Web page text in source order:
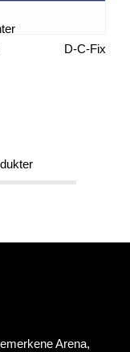
D-C-Fix
Arena,